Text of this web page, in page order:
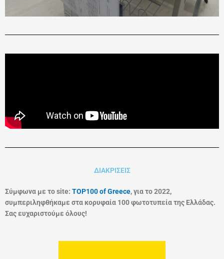
ΔΙΑΚΡΙΣΕΙΣ
Σύμφωνα με το site: TOP100 of Greece, για το 2022,
συμπεριληφθήκαμε στα κορυφαία 100 φωτοτυπεία της Ελλάδας.
Σας ευχαριστούμε όλους!